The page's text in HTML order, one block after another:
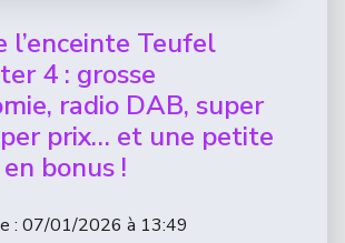
l’enceinte Teufel
4 : grosse
radio DAB, super
prix… et une petite
bonus !
: 07/01/2026 à 13:49